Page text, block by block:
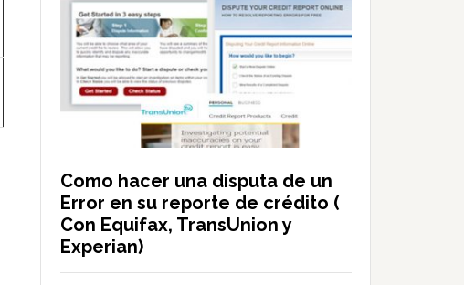
Como hacer una disputa de un
Error en su reporte de crédito (
Con Equifax, TransUnion y
Experian)